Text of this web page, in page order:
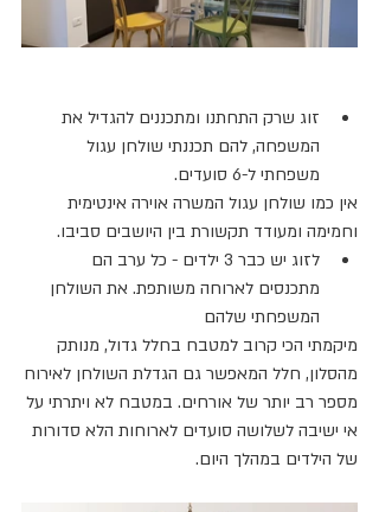
זוג שרק התחתנו ומתכננים להגדיל את
המשפחה, להם תכננתי שולחן עגול
משפחתי ל-6 סועדים.
אין כמו שולחן עגול המשרה אוירה אינטימית
וחמימה ומעודד תקשורת בין היושבים סביבו.
לזוג יש כבר 3 ילדים - כל ערב הם
מתכנסים לארוחה משותפת. את השולחן
המשפחתי שלהם
מיקמתי הכי קרוב למטבח בחלל גדול, מנותק
מהסלון, חלל המאפשר גם הגדלת השולחן לאירוח
מספר רב יותר של אורחים. במטבח לא ויתרתי על
אי ישיבה לשלושה סועדים לארוחות הלא סדורות
של הילדים במהלך היום.